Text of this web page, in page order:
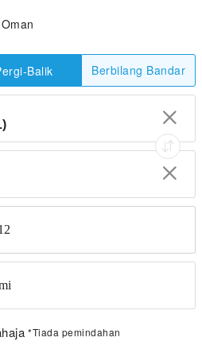
Oman
Balik Berbilang Bandar
*Tiada pemindahan